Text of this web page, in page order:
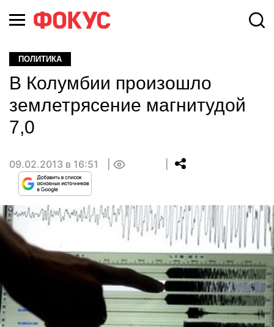
ПОЛИТИКА
В Колумбии произошло
землетрясение магнитудой
7,0
09.02.2013 в 16:51